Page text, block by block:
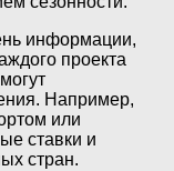
информации,
проекта
Например,
или
ставки и
стран.